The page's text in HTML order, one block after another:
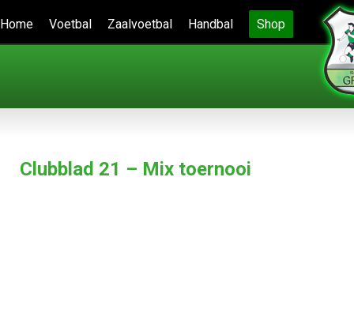
Home Voetbal Zaalvoetbal Handbal Shop
Clubblad 21 – Mix toernooi